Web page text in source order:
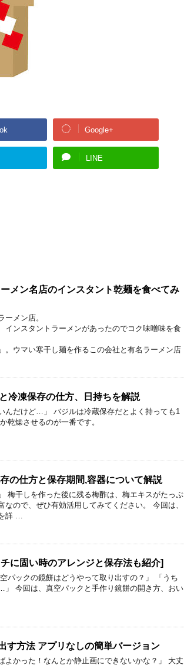
Google+
LINE
メン名店のインスタント乾麺を食べてみ
ーメン店。
インスタントラーメンがあったのでコク味噌味を食
。ウマい寒干し麺を作るこの会社と有名ラーメン店
冷凍保存の仕方、日持ちを解説
んだけど…」 バジルは冷蔵保存だとよく持っても1
乾燥させるのが一番です。
の仕方と保存期間,容器について解説
梅干しを作った後に残る梅酢は、梅エキスがたっぷ
ので、ぜひ有効活用してみてください。 今回は、
詳 …
に固い時のアレンジと保存法も紹介]
パックの鏡餅はどうやって取り出すの？」 「うち
今回は、真空パックと手作り鏡餅の開き方、おい
す方法 アプリなしの簡単バージョン
よかった！なんとか静止画にできないかな？」 大丈